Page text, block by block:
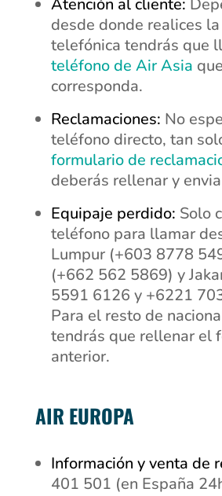
Atención al cliente:
desde donde realices
telefónica tendrás que
teléfono de Air Asia que
corresponda.
Reclamaciones: No
teléfono directo, tan
formulario de
deberás rellenar y
Equipaje perdido: Solo
teléfono para llamar
Lumpur (+603 8778
(+662 562 5869) y
5591 6126 y +6221
Para el resto de
tendrás que rellenar el
anterior.
AIR EUROPA
Información y venta de
401 501 (en España